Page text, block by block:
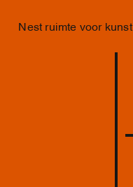
Nest ruimte voor kunst